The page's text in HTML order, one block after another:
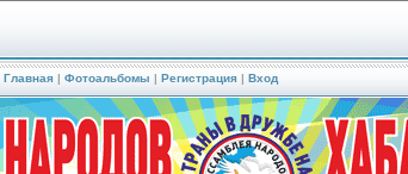
Главная | Фотоальбомы | Регистрация | Вход